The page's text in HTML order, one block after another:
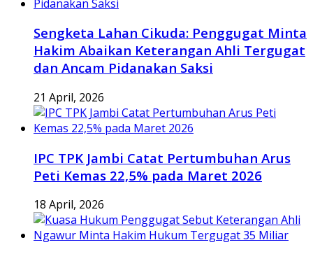
Sengketa Lahan Cikuda: Penggugat Minta
Hakim Abaikan Keterangan Ahli Tergugat
dan Ancam Pidanakan Saksi
21 April, 2026
IPC TPK Jambi Catat Pertumbuhan Arus
Peti Kemas 22,5% pada Maret 2026
18 April, 2026